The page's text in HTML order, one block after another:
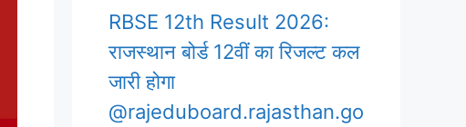
RBSE 12th Result 2026:
राजस्थान बोर्ड 12वीं का रिजल्ट कल
जारी होगा
@rajeduboard.rajasthan.go